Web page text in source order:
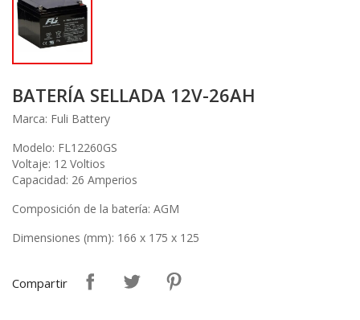
BATERÍA SELLADA 12V-26AH
Marca: Fuli Battery
Modelo: FL12260GS
Voltaje: 12 Voltios
Capacidad: 26 Amperios
Composición de la batería: AGM
Dimensiones (mm): 166 x 175 x 125
Compartir